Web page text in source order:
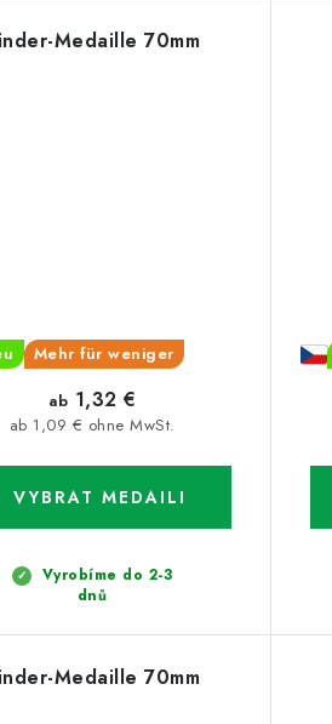
Medaille 70mm
Mehr für weniger
Vyrobíme do 2-3
dnů
ab 1,09 € ohne MwSt.
ab 1,32 €
Medaille 70mm